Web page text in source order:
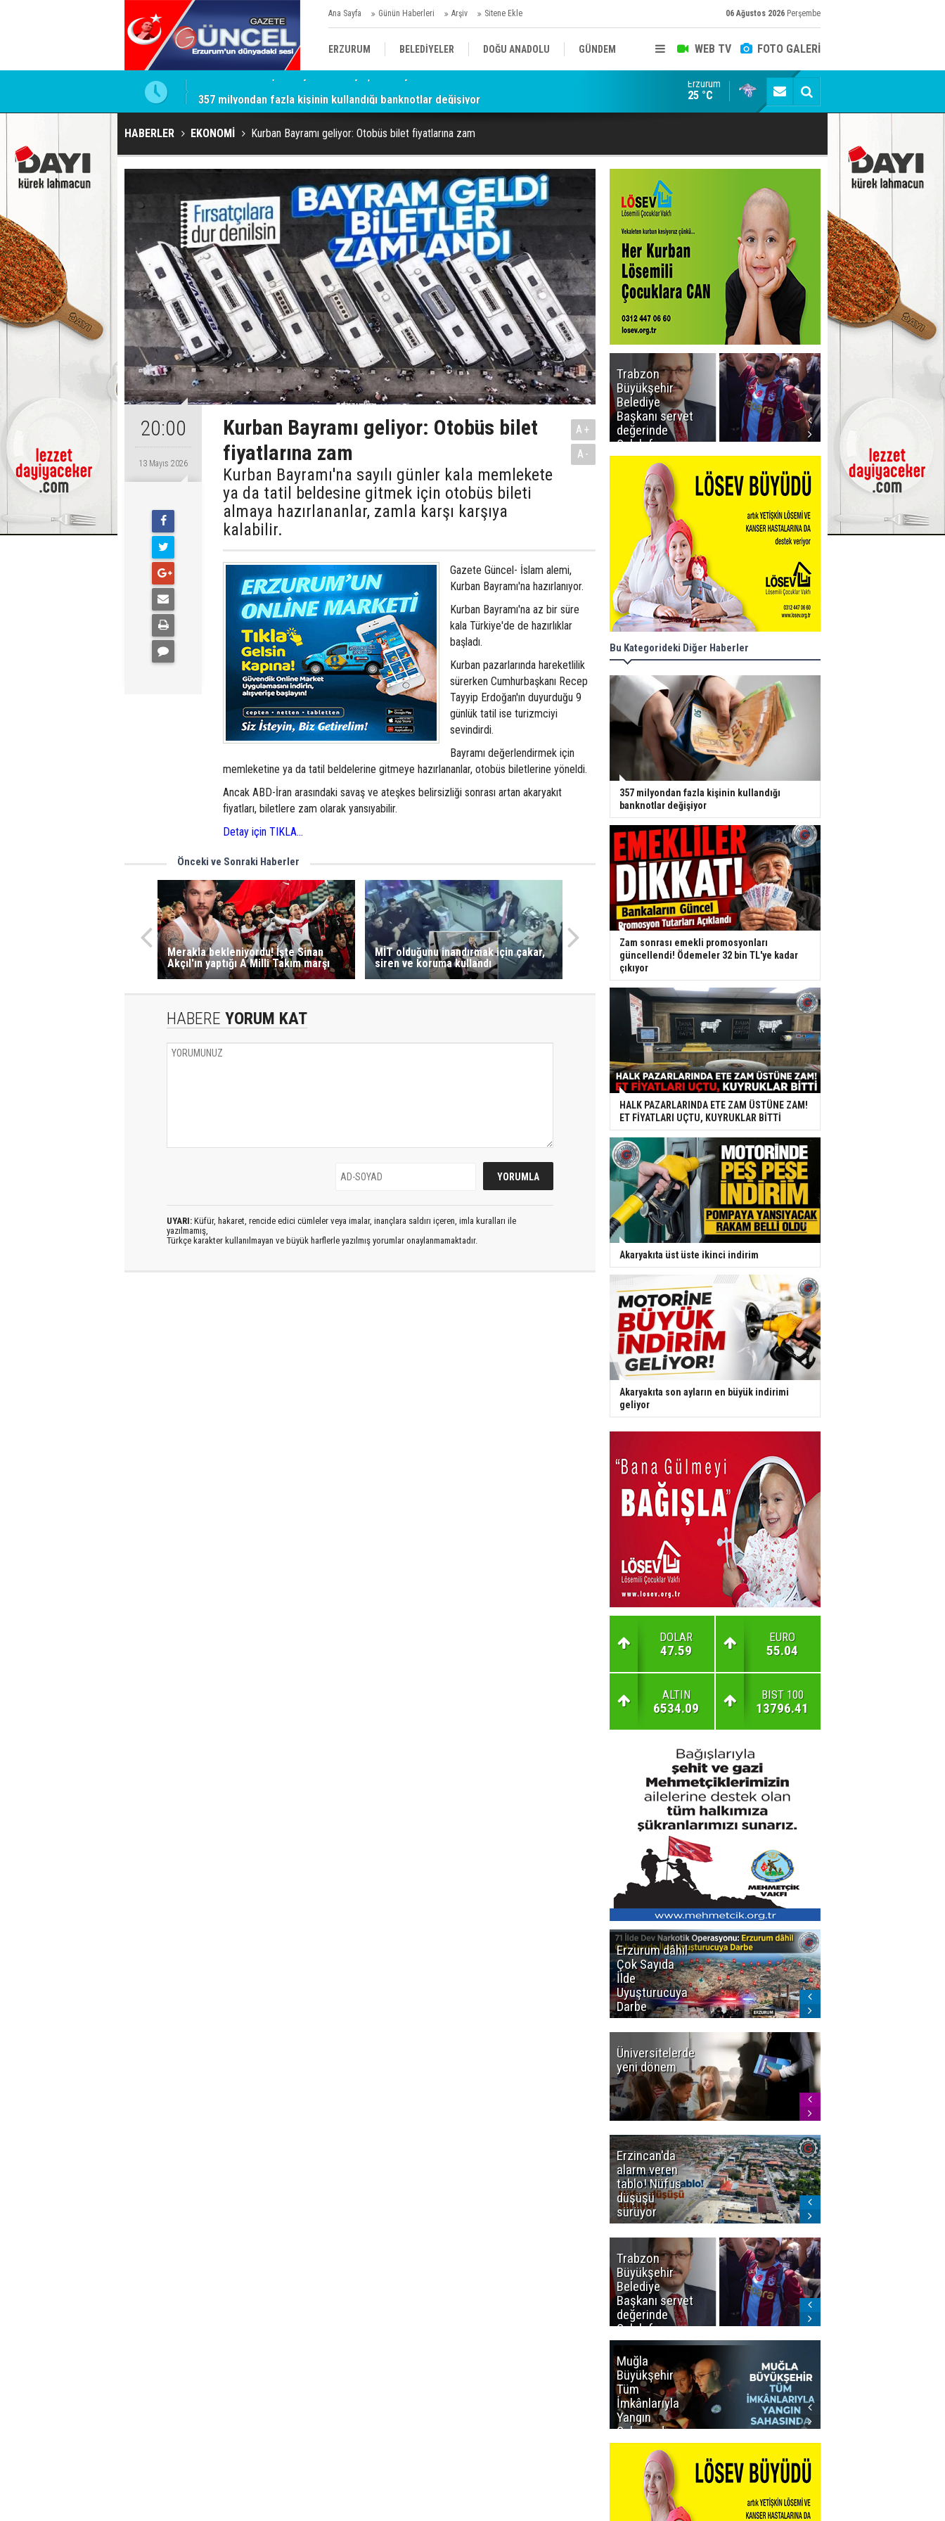
Ana Sayfa Günün Haberleri Arşiv Sitene Ekle 06 Ağustos 2026 Perşembe
WEB TV FOTO GALERİ
ERZURUM BELEDİYELER DOĞU ANADOLU GÜNDEM
KÜLTÜR/SANAT//MAĞAZİN
357 milyondan fazla kişinin kullandığı banknotlar değişiyor Oltu Çayı’nda Acı Olay: Serinlemek İsteyen 12
Erzurum
25 °C
HABERLER EKONOMİ Kurban Bayramı geliyor: Otobüs bilet fiyatlarına zam
20:00
13 Mayıs 2026
Kurban Bayramı geliyor: Otobüs bilet
fiyatlarına zam
Kurban Bayramı'na sayılı günler kala memlekete
ya da tatil beldesine gitmek için otobüs bileti
almaya hazırlananlar, zamla karşı karşıya
kalabilir.
A+
A-
Gazete Güncel- İslam alemi,
Kurban Bayramı'na hazırlanıyor.
Kurban Bayramı'na az bir süre
kala Türkiye'de de hazırlıklar
başladı.
Kurban pazarlarında hareketlilik
sürerken Cumhurbaşkanı Recep
Tayyip Erdoğan'ın duyurduğu 9
günlük tatil ise turizmciyi
sevindirdi.
Bayramı değerlendirmek için
memleketine ya da tatil beldelerine gitmeye hazırlananlar, otobüs biletlerine yöneldi.
Ancak ABD-İran arasındaki savaş ve ateşkes belirsizliği sonrası artan akaryakıt
fiyatları, biletlere zam olarak yansıyabilir.
Detay için TIKLA...
Önceki ve Sonraki Haberler
Merakla bekleniyordu! İşte Sinan
Akçıl'ın yaptığı A Milli Takım marşı
MİT olduğunu inandırmak için çakar,
siren ve koruma kullandı
HABERE YORUM KAT
UYARI: Küfür, hakaret, rencide edici cümleler veya imalar, inançlara saldırı içeren, imla kuralları ile
yazılmamış,
Türkçe karakter kullanılmayan ve büyük harflerle yazılmış yorumlar onaylanmamaktadır.
Trabzon
Büyükşehir
Belediye
Başkanı servet
değerinde
Salah forması
aldı
Erzurum'da
Bu Kategorideki Diğer Haberler
357 milyondan fazla kişinin kullandığı
banknotlar değişiyor
Zam sonrası emekli promosyonları
güncellendi! Ödemeler 32 bin TL'ye kadar
çıkıyor
HALK PAZARLARINDA ETE ZAM ÜSTÜNE ZAM!
ET FİYATLARI UÇTU, KUYRUKLAR BİTTİ
Akaryakıta üst üste ikinci indirim
Akaryakıta son ayların en büyük indirimi
geliyor
DOLAR
47.59
EURO
55.04
ALTIN
6534.09
BIST 100
13796.41
Erzurum dâhil
Çok Sayıda
İlde
Uyuşturucuya
Darbe
Üniversitelerde
yeni dönem
Erzincan'da
alarm veren
tablo! Nüfus
düşüşü
sürüyor
Trabzon
Büyükşehir
Belediye
Başkanı servet
değerinde
Salah forması
aldı
Muğla
Büyükşehir
Tüm
İmkânlarıyla
Yangın
Sahasında